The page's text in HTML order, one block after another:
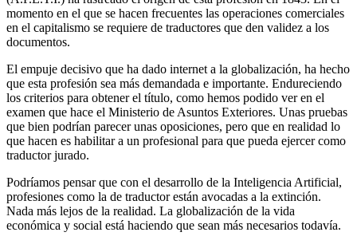
momento en el que se hacen frecuentes las operaciones comerciales
en el capitalismo se requiere de traductores que den validez a los
documentos.
El empuje decisivo que ha dado internet a la globalización, ha hecho
que esta profesión sea más demandada e importante. Endureciendo
los criterios para obtener el título, como hemos podido ver en el
examen que hace el Ministerio de Asuntos Exteriores. Unas pruebas
que bien podrían parecer unas oposiciones, pero que en realidad lo
que hacen es habilitar a un profesional para que pueda ejercer como
traductor jurado.
Podríamos pensar que con el desarrollo de la Inteligencia Artificial,
profesiones como la de traductor están avocadas a la extinción.
Nada más lejos de la realidad. La globalización de la vida
económica y social está haciendo que sean más necesarios todavía.